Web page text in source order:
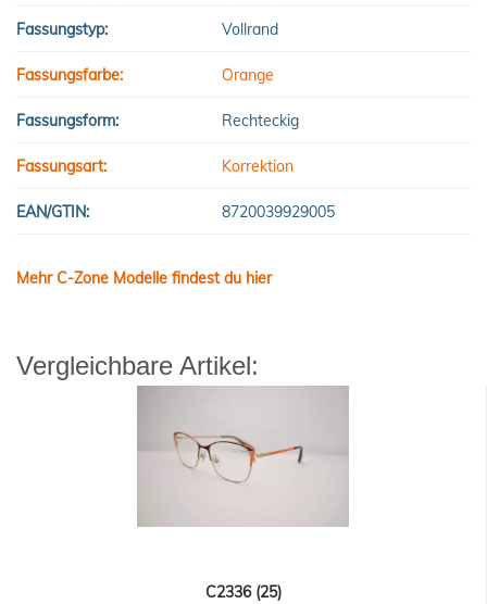
Fassungstyp: Vollrand
Fassungsfarbe: Orange
Fassungsform: Rechteckig
Fassungsart: Korrektion
EAN/GTIN: 8720039929005
Mehr C-Zone Modelle findest du hier
Vergleichbare Artikel:
C2336 (25)